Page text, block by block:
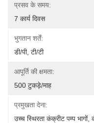
प्रसव के समय:
7 कार्य दिवस
भुगतान शर्तें:
डी/पी, टी/टी
आपूर्ति की क्षमता:
500 टुकड़े/माह
प्रमुखता देना:
उच्च स्थिरता कंक्रीट पम्प भागों,